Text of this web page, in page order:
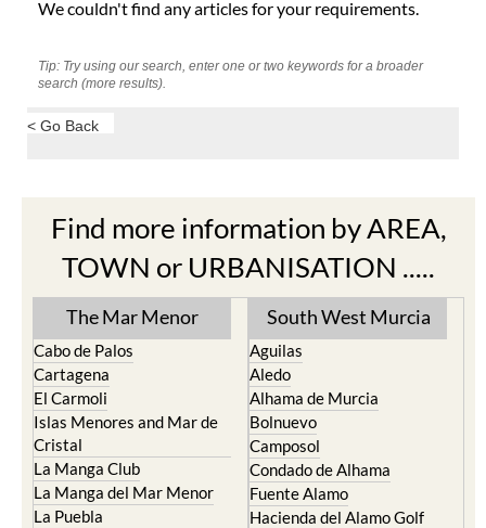
We couldn't find any articles for your requirements.
Tip: Try using our search, enter one or two keywords for a broader
search (more results).
< Go Back
Find more information by AREA,
TOWN or URBANISATION .....
The Mar Menor
Cabo de Palos
Cartagena
El Carmoli
Islas Menores and Mar de
Cristal
La Manga Club
La Manga del Mar Menor
La Puebla
South West Murcia
Aguilas
Aledo
Alhama de Murcia
Bolnuevo
Camposol
Condado de Alhama
Fuente Alamo
Hacienda del Alamo Golf